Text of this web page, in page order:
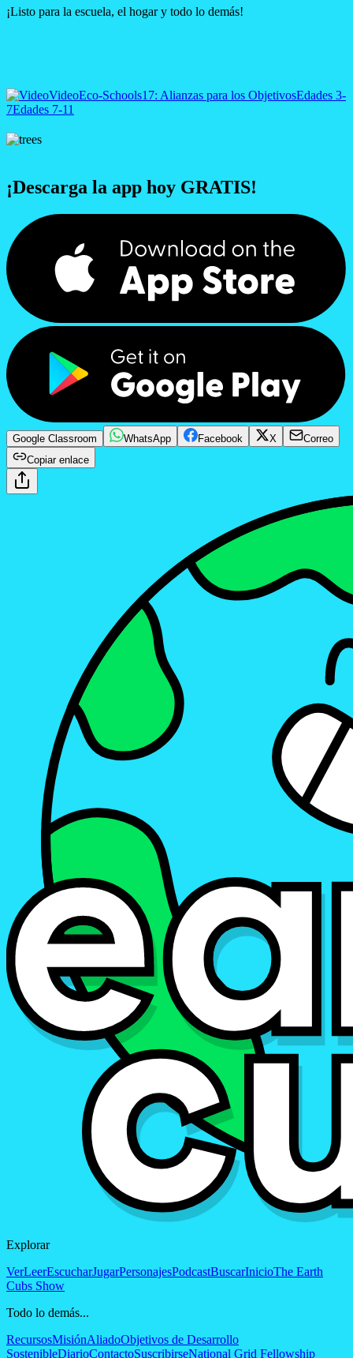
¡Listo para la escuela, el hogar y todo lo demás!
VideoEco-Schools17: Alianzas para los ObjetivosEdades 3-
7Edades 7-11
¡Descarga la app hoy GRATIS!
Google Classroom WhatsApp Facebook X
Correo
Copiar enlace
Explorar
VerLeerEscucharJugarPersonajesPodcastBuscarInicioThe Earth
Cubs Show
Todo lo demás...
RecursosMisiónAliadoObjetivos de Desarrollo
SostenibleDiarioContactoSuscribirseNational Grid Fellowship